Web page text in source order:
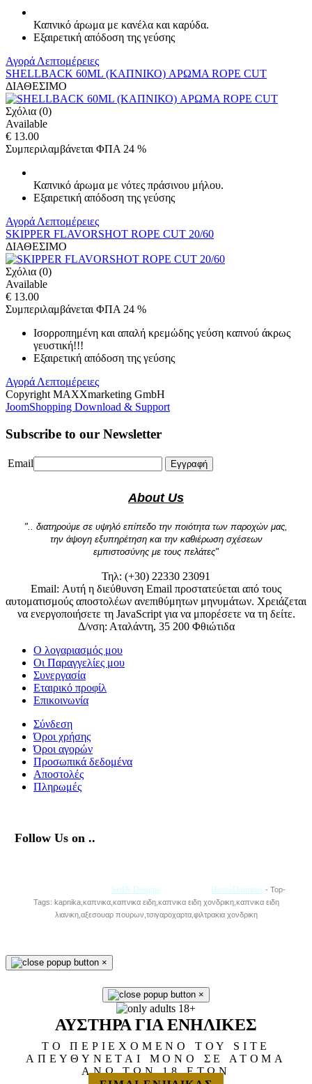
Καπνικό άρωμα με κανέλα και καρύδα.
Εξαιρετική απόδοση της γεύσης
Αγορά Λεπτομέρειες
SHELLBACK 60ML (ΚΑΠΝΙΚΟ) ΑΡΩΜΑ ROPE CUT
ΔΙΑΘΕΣΙΜΟ
Σχόλια (0)
Available
€ 13.00
Συμπεριλαμβάνεται ΦΠΑ 24 %
Καπνικό άρωμα με νότες πράσινου μήλου.
Εξαιρετική απόδοση της γεύσης
Αγορά Λεπτομέρειες
SKIPPER FLAVORSHOT ROPE CUT 20/60
ΔΙΑΘΕΣΙΜΟ
Σχόλια (0)
Available
€ 13.00
Συμπεριλαμβάνεται ΦΠΑ 24 %
Ισορροπημένη και απαλή κρεμώδης γεύση καπνού άκρως
γευστική!!!
Εξαιρετική απόδοση της γεύσης
Αγορά Λεπτομέρειες
Copyright MAXXmarketing GmbH
JoomShopping Download & Support
Subscribe to our Newsletter
Email Εγγραφή
About Us
".. διατηρούμε σε υψηλό επίπεδο την ποιότητα των παροχών μας,
την άψογη εξυπηρέτηση και την καθιέρωση σχέσεων
εμπιστοσύνης με τους πελάτες"
Τηλ: (+30) 22330 23091
Email: Αυτή η διεύθυνση Email προστατεύεται από τους
αυτοματισμούς αποστολέων ανεπιθύμητων μηνυμάτων. Χρειάζεται
να ενεργοποιήσετε τη JavaScript για να μπορέσετε να τη δείτε.
Δ/νση: Αταλάντη, 35 200 Φθιώτιδα
Ο λογαριασμός μου
Οι Παραγγελίες μου
Συνεργασία
Εταιρικό προφίλ
Επικοινωνία
Σύνδεση
Όροι χρήσης
Όροι αγορών
Προσωπικά δεδομένα
Αποστολές
Πληρωμές
Follow Us on ..
SetIN Designs Host eDomains - Top-
Tags: kapnika,καπνικα,καπνικα ειδη,καπνικα ειδη χονδρικη,καπνικα ειδη
λιανικη,αξεσουαρ πουρων,τσιγαροχαρτα,φιλτρακια χονδρικη
×
×
ΑΥΣΤΗΡΑ ΓΙΑ ΕΝΗΛΙΚΕΣ
ΤΟ ΠΕΡΙΕΧΟΜΕΝΟ ΤΟΥ SITE
ΑΠΕΥΘΥΝΕΤΑΙ ΜΟΝΟ ΣΕ ΑΤΟΜΑ
ΑΝΩ ΤΩΝ 18 ΕΤΩΝ